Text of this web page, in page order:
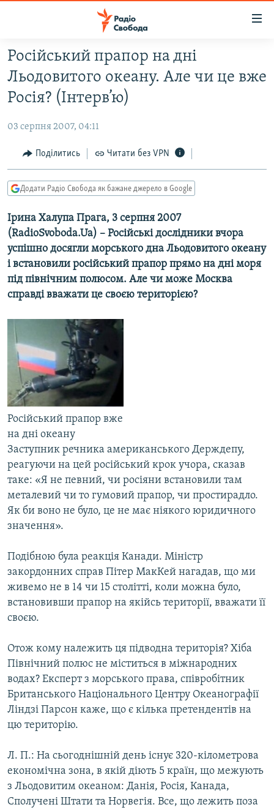
Перейти
до
основного
матеріалу
до
навігації
Перейти
до
РАДІО СВОБОДА – 70 РОКІВ
ВСЕ ЗА ДОБУ
ПОЛІТИКА
ЕКОНОМІКА
КУЛЬТУРА
СПОРТ
УКРАЇНА
СВІТ
ВІЙНА
РОСІЙСЬКА «ФІЛЬТРАЦІЯ»
КРИМ.РЕАЛІЇ
ТИ ЯК?
СХЕМИ
КИТАЙ.ВИКЛИКИ
МУЛЬТИМЕДІА
СПЕЦПРОЄКТИ
ПОДКАСТИ
КРИМ РЕАЛІЇ
РУС
УКР
КТАТ
ДОЛУЧАЙСЯ!
Усі сайти RFE/RL
Російський прапор на дні
Льодовитого океану. Але чи це вже
Росія? (Інтерв’ю)
03 серпня 2007, 04:11
Поділитись Читати без VPN
Додати Радіо Свобода як бажане джерело в Google
Ірина Халупа Прага, 3 серпня 2007
(RadioSvoboda.Ua) – Російські дослідники вчора
успішно досягли морського дна Льодовитого океану
і встановили російський прапор прямо на дні моря
під північним полюсом. Але чи може Москва
справді вважати це своєю територією?
Російський прапор вже
на дні океану
Заступник речника американського Держдепу,
реагуючи на цей російський крок учора, сказав
таке: «Я не певний, чи росіяни встановили там
металевий чи то гумовий прапор, чи простирадло.
Як би воно не було, це не має ніякого юридичного
значення».
Подібною була реакція Канади. Міністр
закордонних справ Пітер МакКей нагадав, що ми
живемо не в 14 чи 15 столітті, коли можна було,
встановивши прапор на якійсь території, вважати її
своєю.
Отож кому належить ця підводна територія? Хіба
Північний полюс не міститься в міжнародних
водах? Експерт з морського права, співробітник
Британського Національного Центру Океанографії
Ліндзі Парсон каже, що є кілька претендентів на
цю територію.
Л. П.: На сьогоднішній день існує 320-кілометрова
економічна зона, в якій діють 5 країн, що межують
з Льодовитим океаном: Данія, Росія, Канада,
Сполучені Штати та Норвегія. Все, що лежить поза